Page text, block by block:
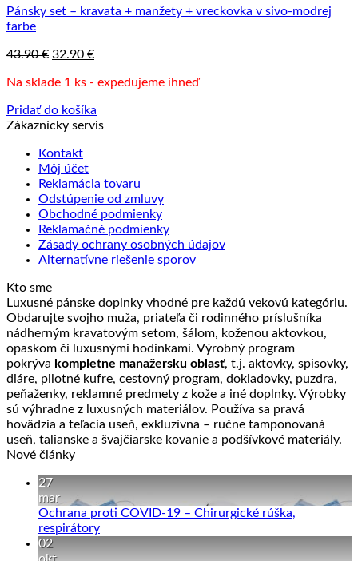
Pánsky set – kravata + manžety + vreckovka v sivo-modrej
farbe
43.90€ Pôvodná
bola:
32.90 €Aktuálna
je:
Na sklade 1 ks - expedujeme ihneď
Pridať do košíka
Zákaznícky servis
Kontakt
Môj účet
Reklamácia tovaru
Odstúpenie od zmluvy
Obchodné podmienky
Reklamačné podmienky
Zásady ochrany osobných údajov
Alternatívne riešenie sporov
Kto sme
Luxusné pánske doplnky vhodné pre každú vekovú kategóriu.
Obdarujte svojho muža, priateľa či rodinného príslušníka
nádherným kravatovým setom, šálom, koženou aktovkou,
opaskom či luxusnými hodinkami. Výrobný program
pokrýva kompletne manažersku oblasť, t.j. aktovky, spisovky,
diáre, pilotné kufre, cestovný program, dokladovky, puzdra,
peňaženky, reklamné predmety z kože a iné doplnky. Výrobky
sú výhradne z luxusných materiálov. Používa sa pravá
hovädzia a teľacia useň, exkluzívna – ručne tamponovaná
useň, talianske a švajčiarske kovanie a podšívkové materiály.
Nové články
27
mar
Ochrana proti COVID-19 – Chirurgické rúška,
respirátoryŽiadne
02
okt